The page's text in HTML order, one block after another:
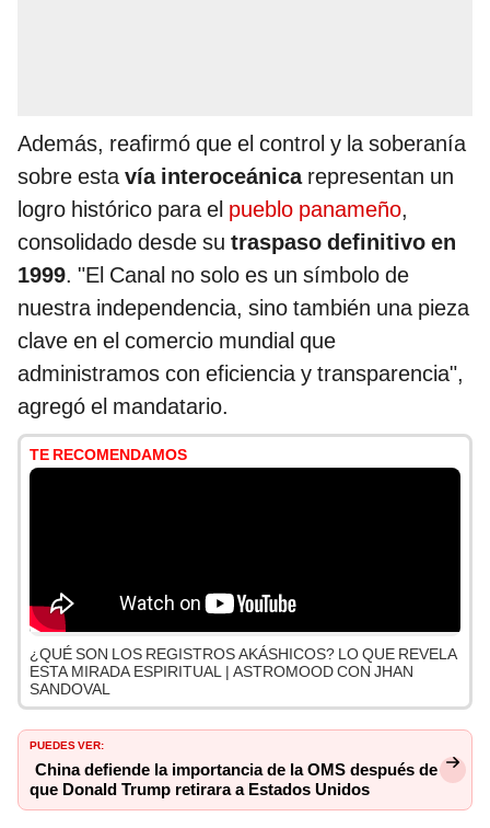
Además, reafirmó que el control y la soberanía
sobre estavía interoceánicarepresentan un
logro histórico para el pueblo panameño,
consolidado desde su traspaso definitivo en
1999. "El Canal no solo es un símbolo de
nuestra independencia, sino también una pieza
clave en el comercio mundial que
administramos con eficiencia y transparencia",
agregó el mandatario.
TE RECOMENDAMOS
¿QUÉ SON LOS REGISTROS AKÁSHICOS? LO QUE REVELA
ESTA MIRADA ESPIRITUAL | ASTROMOOD CON JHAN
SANDOVAL
PUEDES VER:
China defiende la importancia de la OMS después de
que Donald Trump retirara a Estados Unidos